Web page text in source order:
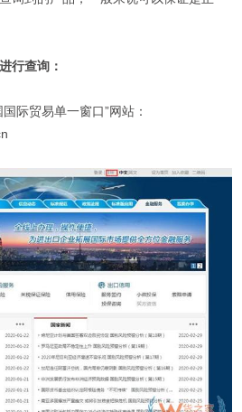
行查询：
际贸易单一窗口”网站：